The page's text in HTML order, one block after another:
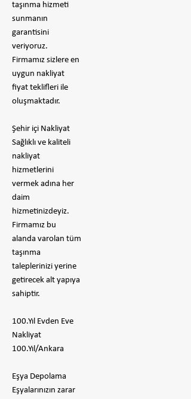
taşınma hizmeti
sunmanın
garantisini
veriyoruz.
Firmamız sizlere en
uygun nakliyat
fiyat teklifleri ile
oluşmaktadır.
Şehir içi Nakliyat
Sağlıklı ve kaliteli
nakliyat
hizmetlerini
vermek adına her
daim
hizmetinizdeyiz.
Firmamız bu
alanda varolan tüm
taşınma
taleplerinizi yerine
getirecek alt yapıya
sahiptir.
100.Yıl Evden Eve
Nakliyat
100.Yıl/Ankara
Eşya Depolama
Eşyalarınızın zarar